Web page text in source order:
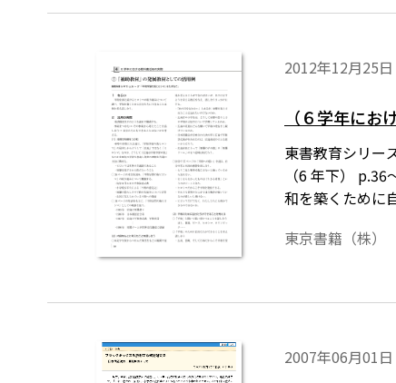
2012年12月25日
（６学年に
東書教育シリー
（6 年下）
和を築くために
東京書籍（株
2007年06月01日